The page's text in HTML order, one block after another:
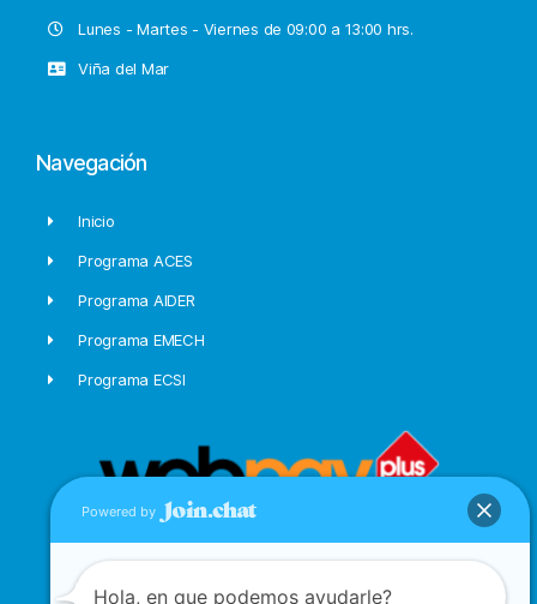
Lunes - Martes - Viernes de 09:00 a 13:00 hrs.
Viña del Mar
Navegación
Inicio
Programa ACES
Programa AIDER
Programa EMECH
Programa ECSI
Powered by
Hola, en que podemos ayudarle?